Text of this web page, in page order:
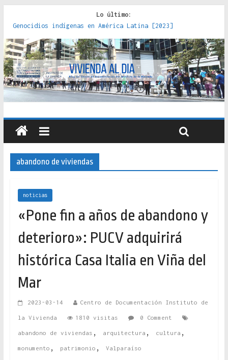
Lo último:
Genocidios indígenas en América Latina [2023]
Estudios sobre la espacialización de los Estados :
políticas, prácticas y representaciones [2022]
Donde el pedernal choca con el acero : hacia una teoría
crítica de las fronteras latinoamericanas [2020]
Criterios técnicos para una vivienda adecuada [2019]
Red de consultorios de la Caja del Seguro Obrero en
Santiago : un patrimonio emblemático [2014]
abandono de viviendas
noticias
«Pone fin a años de abandono y
deterioro»: PUCV adquirirá
histórica Casa Italia en Viña del
Mar
2023-03-14 Centro de Documentación Instituto de
la Vivienda 1810 visitas 0 Comment
abandono de viviendas , arquitectura , cultura ,
monumento , patrimonio , Valparaíso